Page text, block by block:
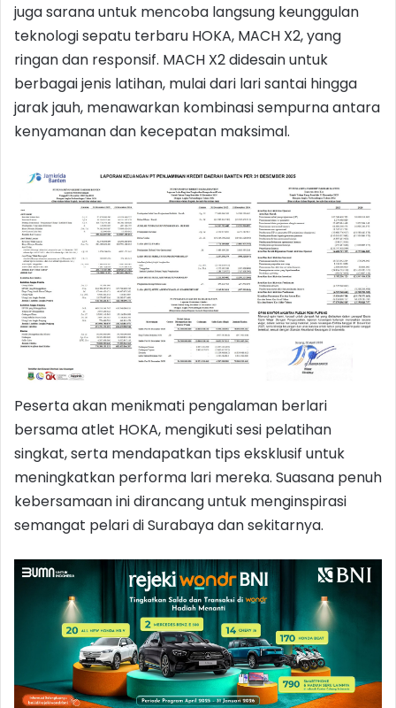
juga sarana untuk mencoba langsung keunggulan
teknologi sepatu terbaru HOKA, MACH X2, yang
ringan dan responsif. MACH X2 didesain untuk
berbagai jenis latihan, mulai dari lari santai hingga
jarak jauh, menawarkan kombinasi sempurna antara
kenyamanan dan kecepatan maksimal.
Peserta akan menikmati pengalaman berlari
bersama atlet HOKA, mengikuti sesi pelatihan
singkat, serta mendapatkan tips eksklusif untuk
meningkatkan performa lari mereka. Suasana penuh
kebersamaan ini dirancang untuk menginspirasi
semangat pelari di Surabaya dan sekitarnya.